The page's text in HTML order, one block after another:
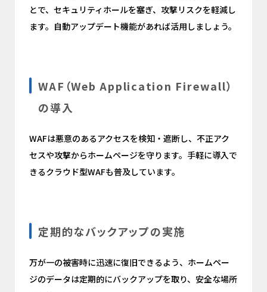
とで、セキュリティホールを塞ぎ、攻撃リスクを軽減し
ます。自動アップデート機能があれば活用しましょう。
WAF（Web Application Firewall）
の導入
WAFは悪意のあるアクセスを検知・遮断し、不正アク
セスや攻撃からホームページを守ります。手軽に導入で
きるクラウド型WAFも普及しています。
定期的なバックアップの実施
万が一の被害時に迅速に復旧できるよう、ホームペー
ジのデータは定期的にバックアップを取り、安全な場所